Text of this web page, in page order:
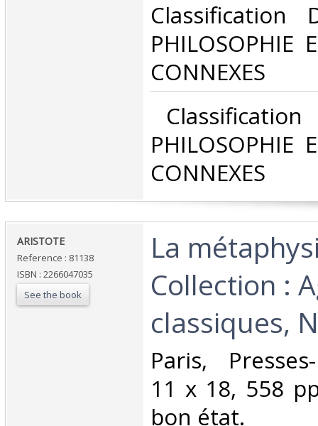
Classification
PHILOSOPHIE
CONNEXES‎
PHILOSOPHIE
CONNEXES‎
‎ARISTOTE‎
Reference : 81138
ISBN : 2266047035
See the book
‎La
Collection :
classiques,
‎Paris,
11 x 18, 558
bon état.‎